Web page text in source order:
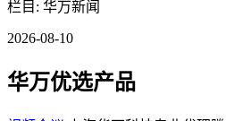
栏目: 华万新闻
2026-08-10
华万优选产品